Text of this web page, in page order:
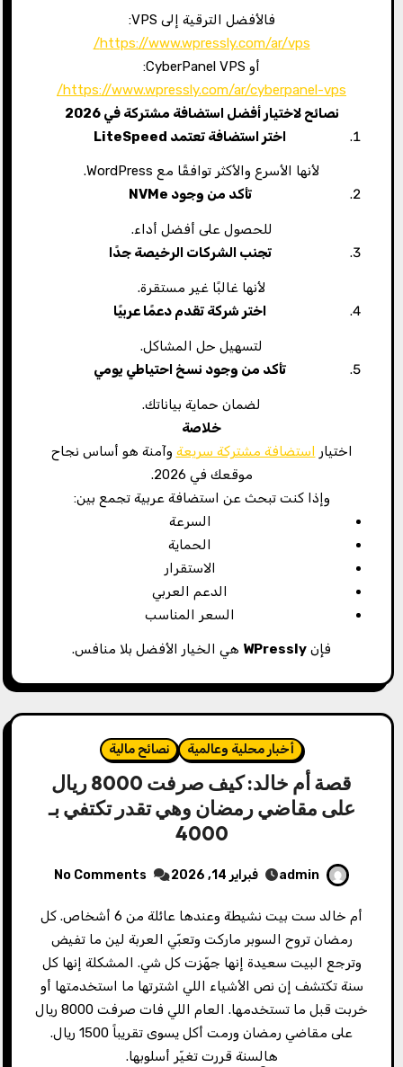
فالأفضل الترقية إلى VPS:
https://www.wpressly.com/ar/vps/
أو CyberPanel VPS:
https://www.wpressly.com/ar/cyberpanel-vps/
نصائح لاختيار أفضل استضافة مشتركة في 2026
اختر استضافة تعتمد
لأنها الأسرع والأكثر توافقًا مع WordPress.
تأكد من وجود
للحصول على أفضل أداء.
تجنب الشركات الرخيصة جدًا
لأنها غالبًا غير مستقرة.
اختر شركة تقدم دعمًا عربيًا
لتسهيل حل المشاكل.
تأكد من وجود نسخ احتياطي يومي
لضمان حماية بياناتك.
خلاصة
اختيار استضافة مشتركة سريعة وآمنة هو أساس نجاح
موقعك في 2026.
وإذا كنت تبحث عن استضافة عربية تجمع بين:
السرعة
الحماية
الاستقرار
الدعم العربي
السعر المناسب
فإن WPressly هي الخيار الأفضل بلا منافس.
أخبار محلية وعالمية نصائح مالية
قصة أم خالد: كيف صرفت 8000 ريال
على مقاضي رمضان وهي تقدر تكتفي بـ
4000
admin فبراير 14, 2026 No Comments
أم خالد ست بيت نشيطة وعندها عائلة من 6 أشخاص. كل
رمضان تروح السوبر ماركت وتعبّي العربة لين ما تفيض
وترجع البيت سعيدة إنها جهّزت كل شي. المشكلة إنها كل
سنة تكتشف إن نص الأشياء اللي اشترتها ما استخدمتها أو
خربت قبل ما تستخدمها. العام اللي فات صرفت 8000 ريال
على مقاضي رمضان ورمت أكل يسوى تقريباً 1500 ريال.
هالسنة قررت تغيّر أسلوبها.